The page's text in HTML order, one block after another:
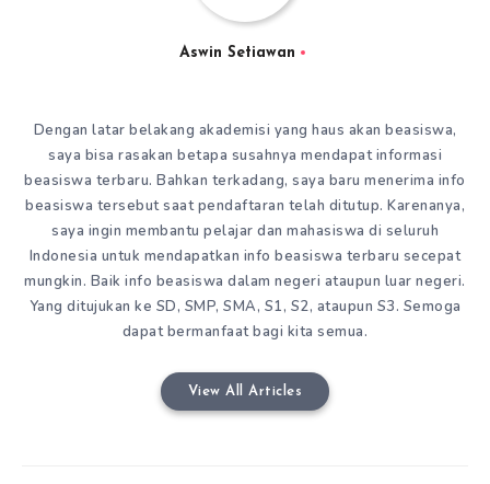
Aswin Setiawan
Dengan latar belakang akademisi yang haus akan beasiswa,
saya bisa rasakan betapa susahnya mendapat informasi
beasiswa terbaru. Bahkan terkadang, saya baru menerima info
beasiswa tersebut saat pendaftaran telah ditutup. Karenanya,
saya ingin membantu pelajar dan mahasiswa di seluruh
Indonesia untuk mendapatkan info beasiswa terbaru secepat
mungkin. Baik info beasiswa dalam negeri ataupun luar negeri.
Yang ditujukan ke SD, SMP, SMA, S1, S2, ataupun S3. Semoga
dapat bermanfaat bagi kita semua.
View All Articles